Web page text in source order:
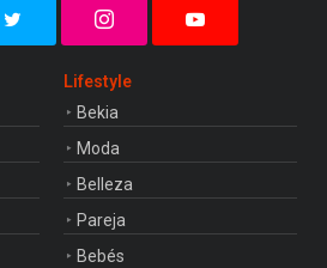
Lifestyle
Bekia
Moda
Belleza
Pareja
Bebés